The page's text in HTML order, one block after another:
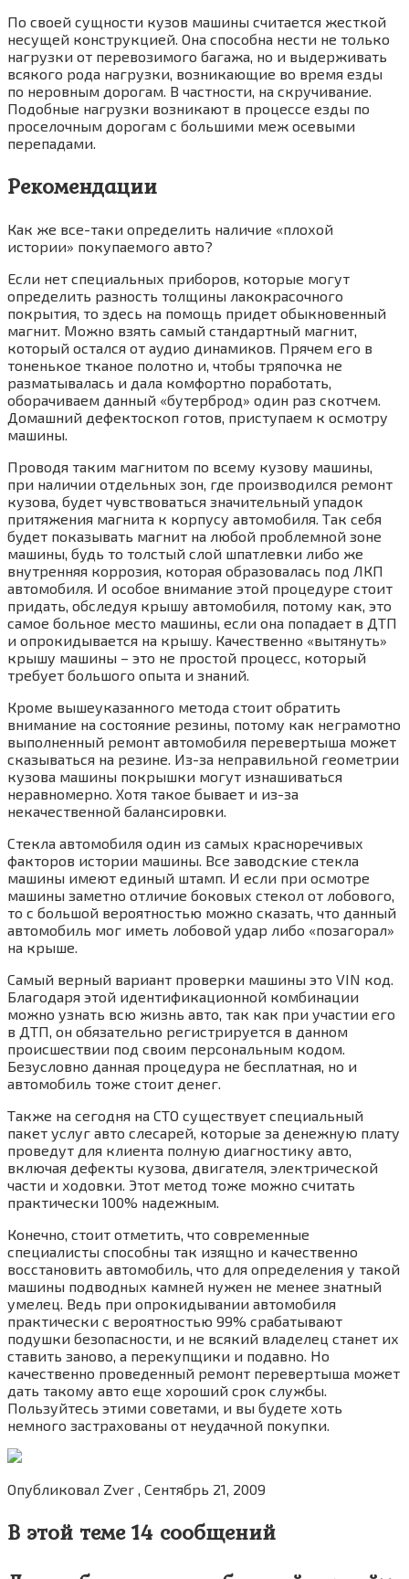
По своей сущности кузов машины считается жесткой
несущей конструкцией. Она способна нести не только
нагрузки от перевозимого багажа, но и выдерживать
всякого рода нагрузки, возникающие во время езды
по неровным дорогам. В частности, на скручивание.
Подобные нагрузки возникают в процессе езды по
проселочным дорогам с большими меж осевыми
перепадами.
Рекомендации
Как же все-таки определить наличие «плохой
истории» покупаемого авто?
Если нет специальных приборов, которые могут
определить разность толщины лакокрасочного
покрытия, то здесь на помощь придет обыкновенный
магнит. Можно взять самый стандартный магнит,
который остался от аудио динамиков. Прячем его в
тоненькое тканое полотно и, чтобы тряпочка не
разматывалась и дала комфортно поработать,
оборачиваем данный «бутерброд» один раз скотчем.
Домашний дефектоскоп готов, приступаем к осмотру
машины.
Проводя таким магнитом по всему кузову машины,
при наличии отдельных зон, где производился ремонт
кузова, будет чувствоваться значительный упадок
притяжения магнита к корпусу автомобиля. Так себя
будет показывать магнит на любой проблемной зоне
машины, будь то толстый слой шпатлевки либо же
внутренняя коррозия, которая образовалась под ЛКП
автомобиля. И особое внимание этой процедуре стоит
придать, обследуя крышу автомобиля, потому как, это
самое больное место машины, если она попадает в ДТП
и опрокидывается на крышу. Качественно «вытянуть»
крышу машины – это не простой процесс, который
требует большого опыта и знаний.
Кроме вышеуказанного метода стоит обратить
внимание на состояние резины, потому как неграмотно
выполненный ремонт автомобиля перевертыша может
сказываться на резине. Из-за неправильной геометрии
кузова машины покрышки могут изнашиваться
неравномерно. Хотя такое бывает и из-за
некачественной балансировки.
Стекла автомобиля один из самых красноречивых
факторов истории машины. Все заводские стекла
машины имеют единый штамп. И если при осмотре
машины заметно отличие боковых стекол от лобового,
то с большой вероятностью можно сказать, что данный
автомобиль мог иметь лобовой удар либо «позагорал»
на крыше.
Самый верный вариант проверки машины это VIN код.
Благодаря этой идентификационной комбинации
можно узнать всю жизнь авто, так как при участии его
в ДТП, он обязательно регистрируется в данном
происшествии под своим персональным кодом.
Безусловно данная процедура не бесплатная, но и
автомобиль тоже стоит денег.
Также на сегодня на СТО существует специальный
пакет услуг авто слесарей, которые за денежную плату
проведут для клиента полную диагностику авто,
включая дефекты кузова, двигателя, электрической
части и ходовки. Этот метод тоже можно считать
практически 100% надежным.
Конечно, стоит отметить, что современные
специалисты способны так изящно и качественно
восстановить автомобиль, что для определения у такой
машины подводных камней нужен не менее знатный
умелец. Ведь при опрокидывании автомобиля
практически с вероятностью 99% срабатывают
подушки безопасности, и не всякий владелец станет их
ставить заново, а перекупщики и подавно. Но
качественно проведенный ремонт перевертыша может
дать такому авто еще хороший срок службы.
Пользуйтесь этими советами, и вы будете хоть
немного застрахованы от неудачной покупки.
Опубликовал Zver , Сентябрь 21, 2009
В этой теме 14 сообщений